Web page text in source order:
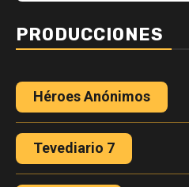
PRODUCCIONES
Héroes Anónimos
Tevediario 7